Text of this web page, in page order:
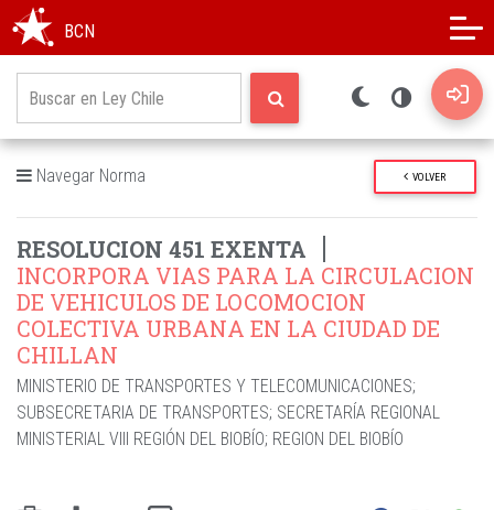
BCN
Navegar Norma VOLVER
RESOLUCION 451 EXENTA
INCORPORA VIAS PARA LA CIRCULACION
DE VEHICULOS DE LOCOMOCION
COLECTIVA URBANA EN LA CIUDAD DE
CHILLAN
MINISTERIO DE TRANSPORTES Y TELECOMUNICACIONES;
SUBSECRETARIA DE TRANSPORTES; SECRETARÍA REGIONAL
MINISTERIAL VIII REGIÓN DEL BIOBÍO; REGION DEL BIOBÍO